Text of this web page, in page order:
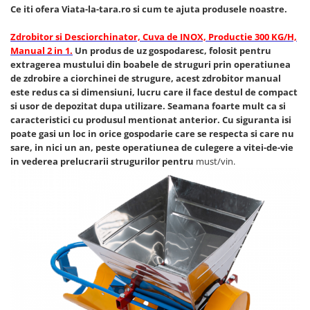
Piese si consumabile pentru
Plantatoare + Semanatori
Scarificatoare
Sere si solarii
Tocatoare fan, crengi, tulpini
Fierastraie electrice
Freze de zapada
Freze si carote
Generatoare
Lampi solare
Masini de slefuit
Malaxoare
Macarale si electopalane
Masini de taiat placi ceramice /
gresie / faianta / parchet
Masini de canelat
Menghine
Motoare termice
Convectoare
Purificatoare aer
Radiatoare
Sobe pe gaz
Tunuri de caldura
Ventilatoare
Ventilatoare Industriale
Chiuvete bucatarie
Deshidratoare
Espressoare, cafetiere si rasnite
Fiare de calcat / Mese pentru
Forme de prajituri
Hote Decorative
Ce iti ofera Viata-la-tara.ro si cum te ajuta produsele noastre.
Zdrobitor si Desciorchinator, Cuva de INOX, Productie 300 KG/H,
Manual 2 in 1. Un produs de uz gospodaresc, folosit pentru
extragerea mustului din boabele de struguri prin operatiunea
de zdrobire a ciorchinei de strugure, acest zdrobitor manual
este redus ca si dimensiuni, lucru care il face destul de compact
si usor de depozitat dupa utilizare. Seamana foarte mult ca si
caracteristici cu produsul mentionat anterior. Cu siguranta isi
poate gasi un loc in orice gospodarie care se respecta si care nu
sare, in nici un an, peste operatiunea de culegere a vitei-de-vie
in vederea prelucrarii strugurilor pentru must/vin.